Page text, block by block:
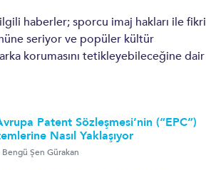
haberler; sporcu imaj hakları ile fikri
seriyor ve popüler kültür
korumasını tetikleyebileceğine dair
Patent Sözleşmesi’nin (“EPC”)
Nasıl Yaklaşıyor
Bengü Şen Gürakan